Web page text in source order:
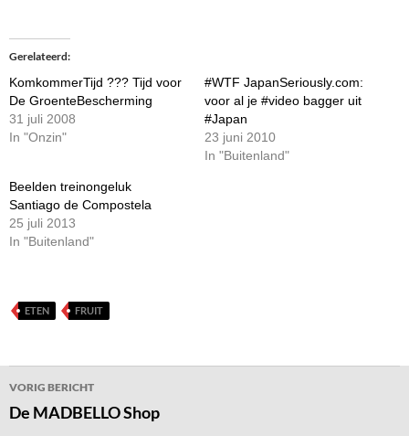
Gerelateerd
KomkommerTijd ??? Tijd voor
De GroenteBescherming
31 juli 2008
In "Onzin"
#WTF JapanSeriously.com:
voor al je #video bagger uit
#Japan
23 juni 2010
In "Buitenland"
Beelden treinongeluk
Santiago de Compostela
25 juli 2013
In "Buitenland"
ETEN FRUIT
Bericht
navigatie
VORIG BERICHT
De MADBELLO Shop